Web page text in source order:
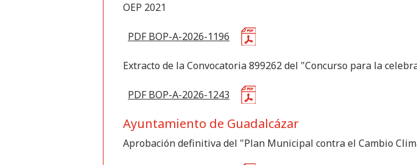
OEP 2021
PDF BOP-A-2026-1196
Extracto de la Convocatoria 899262 del "Concurso para la
PDF BOP-A-2026-1243
Ayuntamiento de Guadalcázar
Aprobación definitiva del "Plan Municipal contra el Cambio